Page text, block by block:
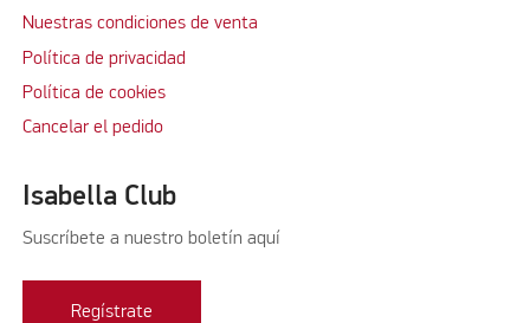
Nuestras condiciones de venta
Política de privacidad
Política de cookies
Cancelar el pedido
Isabella Club
Suscríbete a nuestro boletín aquí
Regístrate